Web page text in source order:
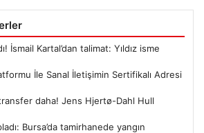
İsmail Kartal’dan talimat: Yıldız isme
İle Sanal İletişimin Sertifikalı Adresi
transfer daha! Jens Hjertø-Dahl Hull
Bursa’da tamirhanede yangın